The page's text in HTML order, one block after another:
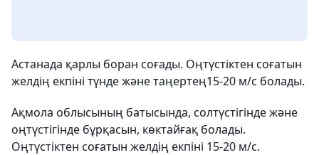
Астанада қарлы боран соғады. Оңтүстіктен соғатын
желдің екпіні түнде және таңертең15-20 м/с болады.
Ақмола облысының батысында, солтүстігінде және
оңтүстігінде бұрқасын, көктайғақ болады.
Оңтүстіктен соғатын желдің екпіні 15-20 м/с.